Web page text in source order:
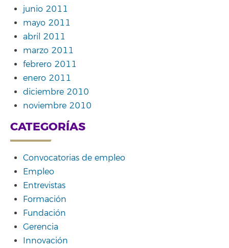
junio 2011
mayo 2011
abril 2011
marzo 2011
febrero 2011
enero 2011
diciembre 2010
noviembre 2010
CATEGORÍAS
Convocatorias de empleo
Empleo
Entrevistas
Formación
Fundación
Gerencia
Innovación